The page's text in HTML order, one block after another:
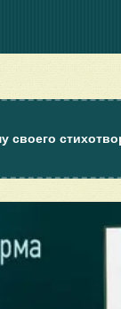
своего